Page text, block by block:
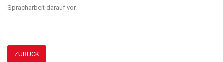
Spracharbeit darauf vor.
ZURÜCK